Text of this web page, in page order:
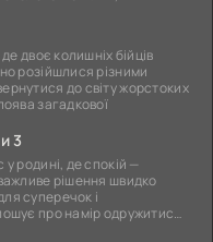
двоє колишніх бійців
розійшлися різними
до світу жорстоких
загадкової
3
у родині, де спокій —
рішення швидко
суперечок і
про намір одружитися,